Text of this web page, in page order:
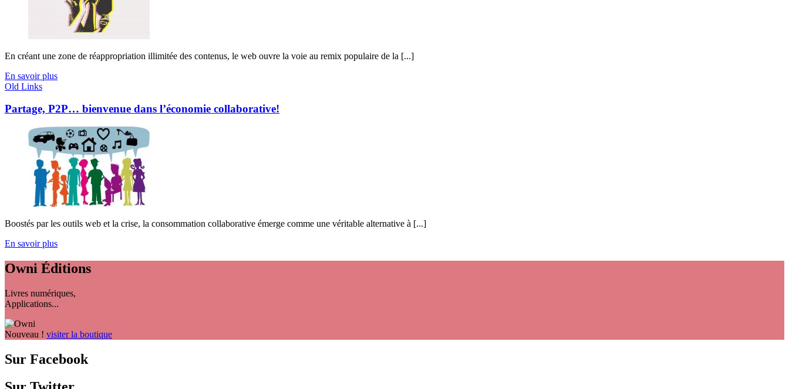
En créant une zone de réappropriation illimitée des contenus, le web ouvre la voie au remix populaire de la [...]
En savoir plus
Old Links
Partage, P2P… bienvenue dans l’économie collaborative!
Boostés par les outils web et la crise, la consommation collaborative émerge comme une véritable alternative à [...]
En savoir plus
Owni Éditions
Livres numériques,
Applications...
Nouveau ! visiter la boutique
Sur Facebook